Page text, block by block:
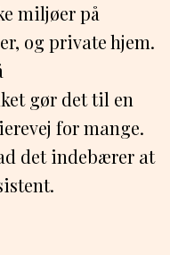
miljøer på
og private hjem.
gør det til en
for mange.
det indebærer at